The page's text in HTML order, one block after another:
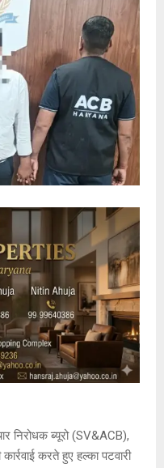
निरोधक ब्यूरो (SV&ACB),
करते हुए हल्का पटवारी